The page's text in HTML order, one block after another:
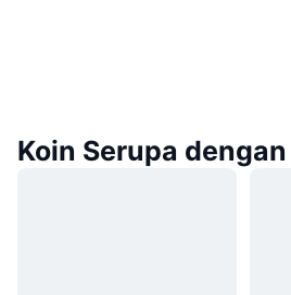
Koin Serupa